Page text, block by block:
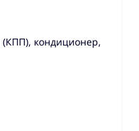
(КПП), кондиционер,